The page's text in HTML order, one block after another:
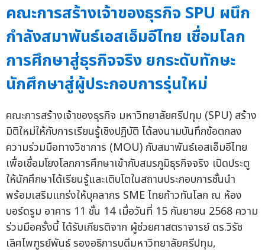
คณะการสร้างเจ้าของธุรกิจ SPU ผนึก
กำลังสมาพันธ์เอสเอ็มอีไทย เชื่อมโลก
การศึกษาสู่ธุรกิจจริง ยกระดับทักษะ
นักศึกษาสู่ผู้ประกอบการรุ่นใหม่
คณะการสร้างเจ้าของธุรกิจ มหาวิทยาลัยศรีปทุม (SPU) สร้าง
มิติใหม่ให้กับการเรียนรู้เชิงปฏิบัติ ได้ลงนามบันทึกข้อตกลง
ความร่วมมือทางวิชาการ (MOU) กับสมาพันธ์เอสเอ็มอีไทย
เพื่อเชื่อมโยงโลกการศึกษาเข้ากับสมรภูมิธุรกิจจริง เปิดประตู
ให้นักศึกษาได้เรียนรู้และเติบโตในสถานประกอบการชั้นนำ
พร้อมเสริมแกร่งให้บุคลากร SME ไทยก้าวทันโลก ณ ห้อง
บอร์ดรูม อาคาร 11 ชั้น 14 เมื่อวันที่ 15 กันยายน 2568 ความ
ร่วมมือครั้งนี้ ได้รับเกียรติจาก ผู้ช่วยศาสตราจารย์ ดร.วิรัช
เลิศไพฑูรย์พันธ์ รองอธิการบดีมหาวิทยาลัยศรีปทุม,